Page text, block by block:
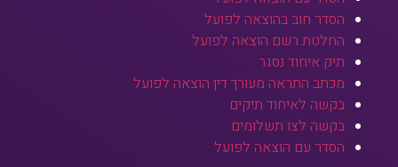
הסדר חוב בהוצאה לפועל
החלטת רשם הוצאה לפועל
תיק איחוד נסגר
מכתב התראה מעורך דין הוצאה לפועל
בקשה לאיחוד תיקים
בקשה לצו תשלומים
הסדר עם הוצאה לפועל